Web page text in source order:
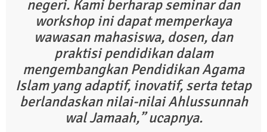
negeri. Kami berharap seminar dan
workshop ini dapat memperkaya
wawasan mahasiswa, dosen, dan
praktisi pendidikan dalam
mengembangkan Pendidikan Agama
Islam yang adaptif, inovatif, serta tetap
berlandaskan nilai-nilai Ahlussunnah
wal Jamaah,” ucapnya.